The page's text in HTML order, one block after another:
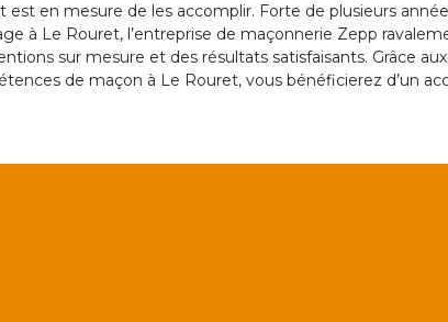
est en mesure de les accomplir. Forte de plusieurs
à Le Rouret, l’entreprise de maçonnerie Zepp
sur mesure et des résultats satisfaisants. Grâce
de maçon à Le Rouret, vous bénéficierez d’un